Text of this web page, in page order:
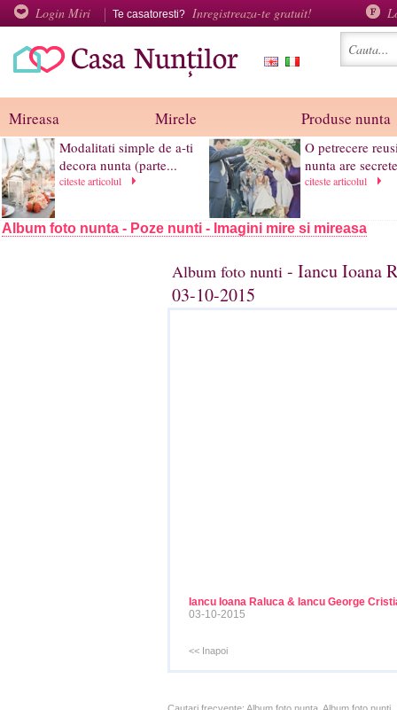
Login Miri Te casatoresti? Inregistreaza-te gratuit!
Mireasa Mirele Produse nunta
Modalitati simple de a-ti
decora nunta (parte...
citeste articolul
O petrecere
nunta are
citeste articolul
Album foto nunta - Poze nunti - Imagini mire si mireasa
Album foto nunti - Iancu Ioana
03-10-2015
Iancu Ioana Raluca & Iancu George
03-10-2015
<< Inapoi